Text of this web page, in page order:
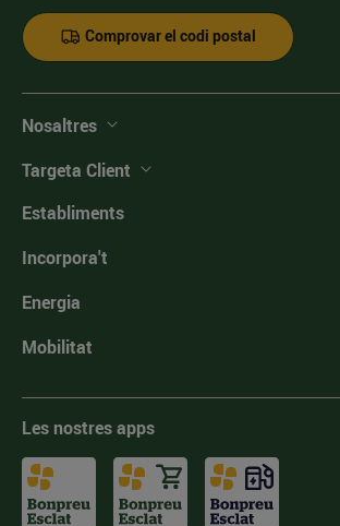
Comprovar el codi postal
Nosaltres
Targeta Client
Establiments
Incorpora't
Energia
Mobilitat
Les nostres apps